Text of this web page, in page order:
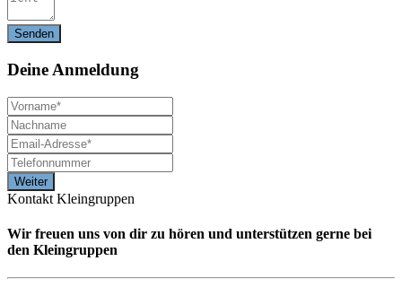
Deine Anmeldung
Kontakt Kleingruppen
Wir freuen uns von dir zu hören und unterstützen gerne bei
den Kleingruppen